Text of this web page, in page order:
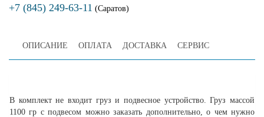
+7 (845) 249-63-11 (Саратов)
ОПИСАНИЕ ОПЛАТА ДОСТАВКА СЕРВИС
В комплект не входит груз и подвесное устройство. Груз массой
1100 гр с подвесом можно заказать дополнительно, о чем нужно